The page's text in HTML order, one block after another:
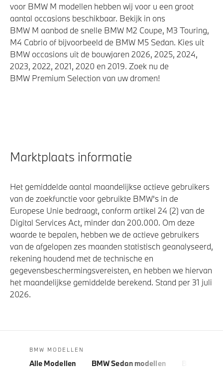
voor BMW M modellen hebben wij voor u een groot
aantal occasions beschikbaar. Bekijk in ons
BMW M aanbod de snelle BMW M2 Coupe, M3 Touring,
M4 Cabrio of bijvoorbeeld de BMW M5 Sedan. Kies uit
BMW occasions uit de bouwjaren 2026, 2025, 2024,
2023, 2022, 2021, 2020 en 2019. Zoek nu de
BMW Premium Selection van uw dromen!
Marktplaats informatie
Het gemiddelde aantal maandelijkse actieve gebruikers
van de zoekfunctie voor gebruikte BMW's in de
Europese Unie bedraagt, conform artikel 24 (2) van de
Digital Services Act, minder dan 200.000. Om deze
waarde te bepalen, hebben we de actieve gebruikers
van de afgelopen zes maanden statistisch geanalyseerd,
rekening houdend met de technische en
gegevensbeschermingsvereisten, en hebben we hiervan
het maandelijkse gemiddelde berekend. Stand per 31 juli
2026.
BMW MODELLEN
Alle Modellen BMW Sedan modellen